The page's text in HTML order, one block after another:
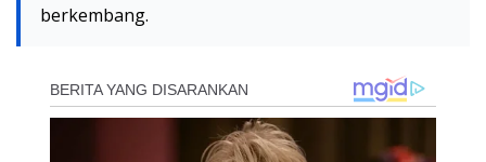
berkembang.